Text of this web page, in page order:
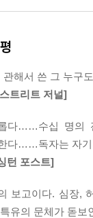
다. 현대인에게
트를 괴롭혔고,
들을 소개한다. 또
한 인류가 오늘날
장은 우리가 먹은
들의 공간인 큰창
꾸는지, 우리의
관해서 쓴 그 누구
트리트 저널]
다……수십 명의
다……독자는 자기
턴 포스트]
보고이다. 심장,
유의 문체가 돋보